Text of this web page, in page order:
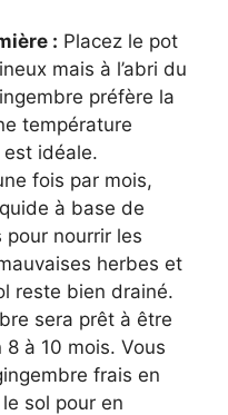
: Placez le pot
mais à l’abri du
préfère la
température
idéale.
fois par mois,
à base de
pour nourrir les
herbes et
reste bien drainé.
sera prêt à être
à 10 mois. Vous
frais en
sol pour en